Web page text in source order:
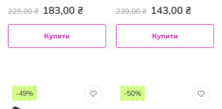
183,00 ₴
229,00 ₴
Купити
143,00 ₴
239,00 ₴
Купити
-49% -50%